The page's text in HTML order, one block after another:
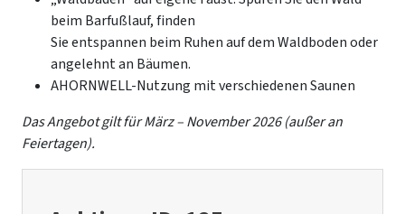
beim Barfußlauf, finden
Sie entspannen beim Ruhen auf dem Waldboden oder
angelehnt an Bäumen.
AHORNWELL-Nutzung mit verschiedenen Saunen
Das Angebot gilt für März – November 2026 (außer an
Feiertagen).